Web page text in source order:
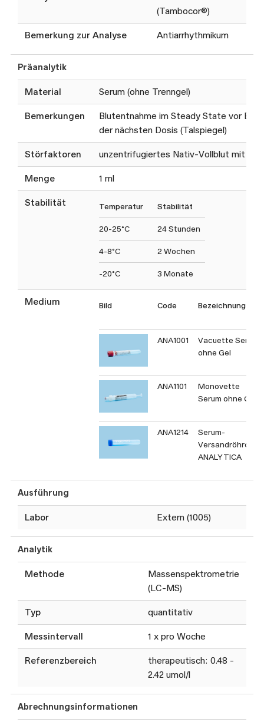
(Tambocor®)
Bemerkung zur Analyse Antiarrhythmikum
Präanalytik
Material Serum (ohne Trenngel)
Bemerkungen
Blutentnahme im Steady State vor
der nächsten Dosis (Talspiegel)
Störfaktoren unzentrifugiertes Nativ-Vollblut mit Gel
Menge 1 ml
Stabilität Temperatur Stabilität
20-25°C 24 Stunden
4-8°C 2 Wochen
-20°C 3 Monate
Medium Bild Code Bezeichnung
ANA1001
Vacuette Serum
ohne Gel
ANA1101
Monovette
Serum ohne Gel
ANA1214
Serum-
Versandröhrchen
ANALYTICA
Ausführung
Labor Extern (1005)
Analytik
Methode
Massenspektrometrie
(LC-MS)
Typ quantitativ
Messintervall 1 x pro Woche
Referenzbereich
therapeutisch: 0.48 -
2.42 umol/l
Abrechnungsinformationen